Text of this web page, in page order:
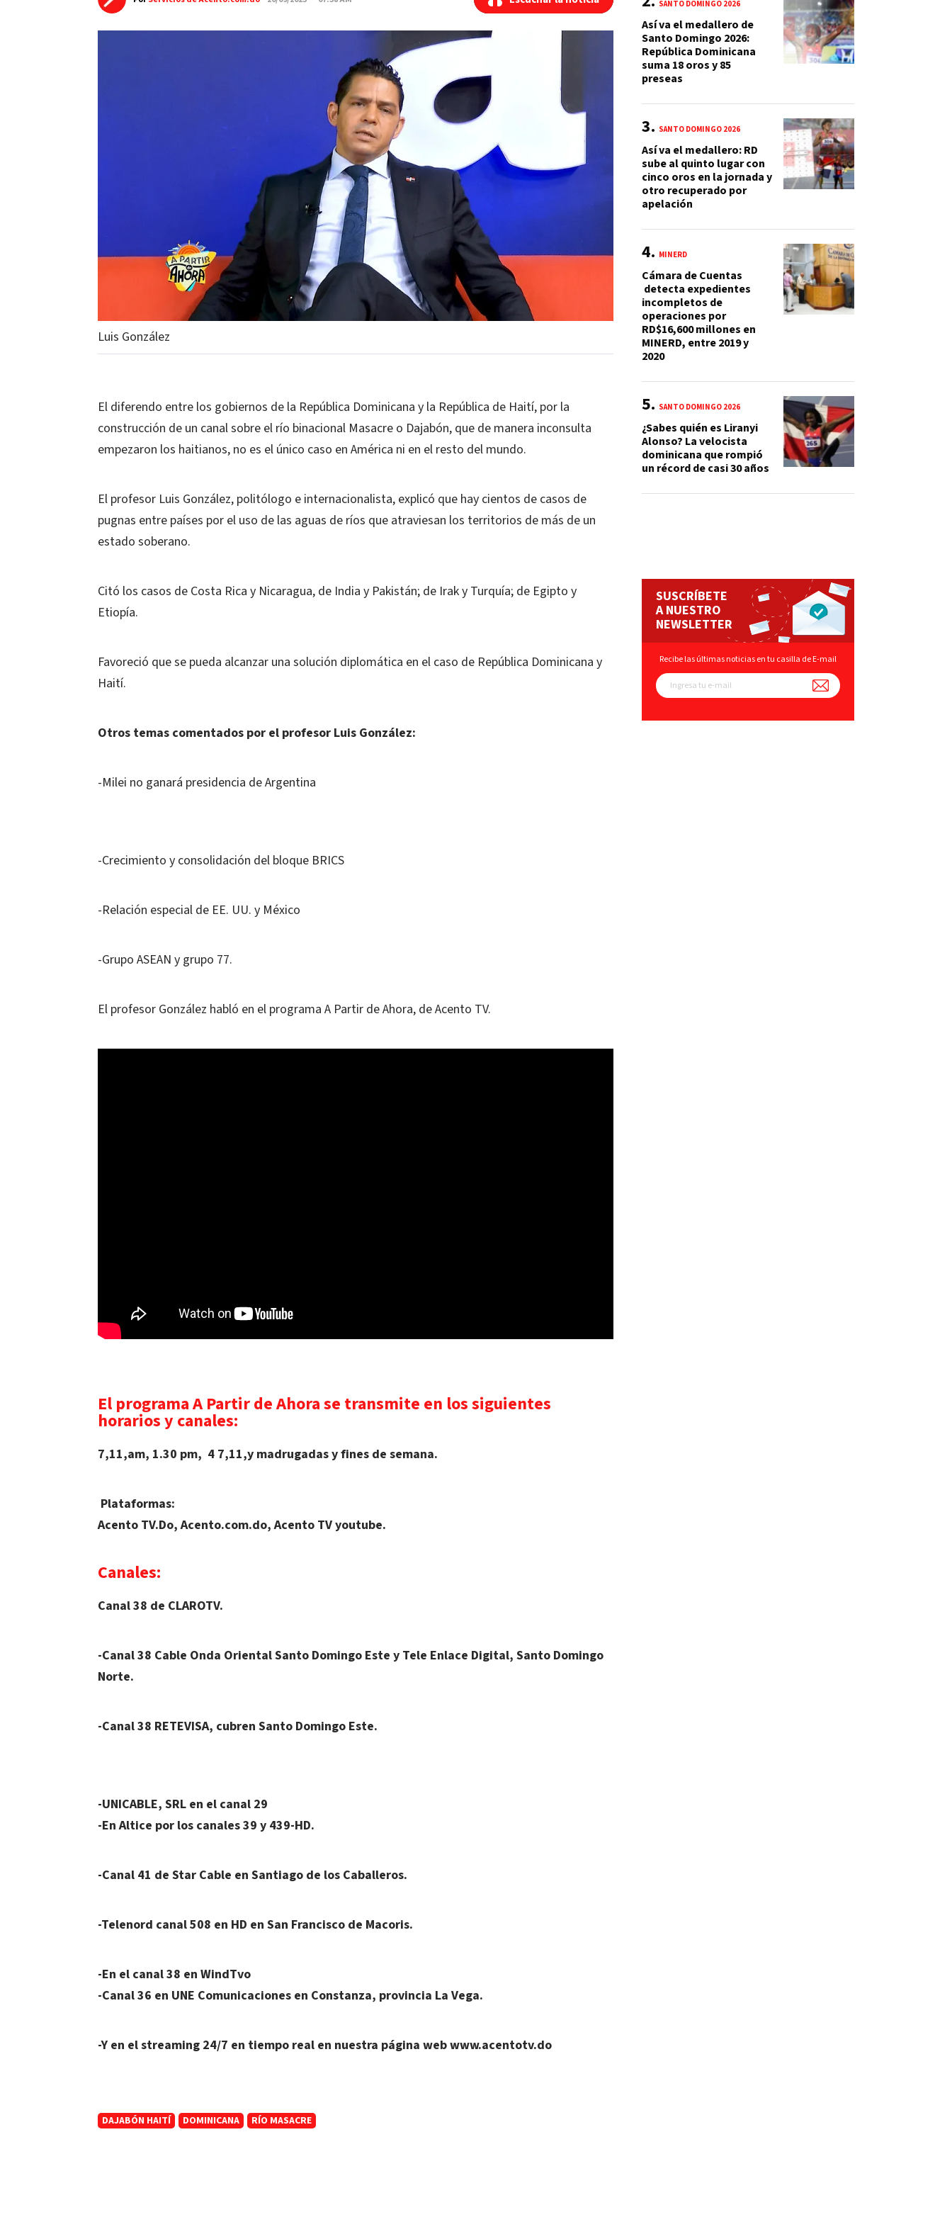
Luis González
El diferendo entre los gobiernos de la República Dominicana y la República de Haití, por la
construcción de un canal sobre el río binacional Masacre o Dajabón, que de manera inconsulta
empezaron los haitianos, no es el único caso en América ni en el resto del mundo.
El profesor Luis González, politólogo e internacionalista, explicó que hay cientos de casos de
pugnas entre países por el uso de las aguas de ríos que atraviesan los territorios de más de un
estado soberano.
Citó los casos de Costa Rica y Nicaragua, de India y Pakistán; de Irak y Turquía; de Egipto y
Etiopía.
Favoreció que se pueda alcanzar una solución diplomática en el caso de República Dominicana y
Haití.
Otros temas comentados por el profesor Luis González:
-Milei no ganará presidencia de Argentina
-Crecimiento y consolidación del bloque BRICS
-Relación especial de EE. UU. y México
-Grupo ASEAN y grupo 77.
El profesor González habló en el programa A Partir de Ahora, de Acento TV.
El programa A Partir de Ahora se transmite en los siguientes
horarios y canales:
7,11,am, 1.30 pm, 4 7,11,y madrugadas y fines de semana.
Plataformas:
Acento TV.Do, Acento.com.do, Acento TV youtube.
Canales:
Canal 38 de CLAROTV.
-Canal 38 Cable Onda Oriental Santo Domingo Este y Tele Enlace Digital, Santo Domingo
Norte.
-Canal 38 RETEVISA, cubren Santo Domingo Este.
-UNICABLE, SRL en el canal 29
-En Altice por los canales 39 y 439-HD.
-Canal 41 de Star Cable en Santiago de los Caballeros.
-Telenord canal 508 en HD en San Francisco de Macoris.
-En el canal 38 en WindTvo
-Canal 36 en UNE Comunicaciones en Constanza, provincia La Vega.
-Y en el streaming 24/7 en tiempo real en nuestra página web www.acentotv.do
DAJABÓN HAITÍ DOMINICANA RÍO MASACRE
SANTO DOMINGO 2026
Así va el medallero de
Santo Domingo 2026:
República Dominicana
suma 18 oros y 85
preseas
SANTO DOMINGO 2026
Así va el medallero: RD
sube al quinto lugar con
cinco oros en la jornada y
otro recuperado por
apelación
MINERD
Cámara de Cuentas
detecta expedientes
incompletos de
operaciones por
RD$16,600 millones en
MINERD, entre 2019 y
2020
SANTO DOMINGO 2026
¿Sabes quién es Liranyi
Alonso? La velocista
dominicana que rompió
un récord de casi 30 años
SUSCRÍBETE
A NUESTRO
NEWSLETTER
Recibe las últimas noticias en tu casilla de E-mail